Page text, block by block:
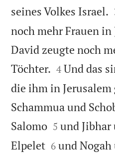
seines Volkes Israel.
noch mehr Frauen in
David zeugte noch
Töchter. 

4 Und das
die ihm in
Schammua und
Salomo
5 und Jibhar
Elpelet
6 und Nogah